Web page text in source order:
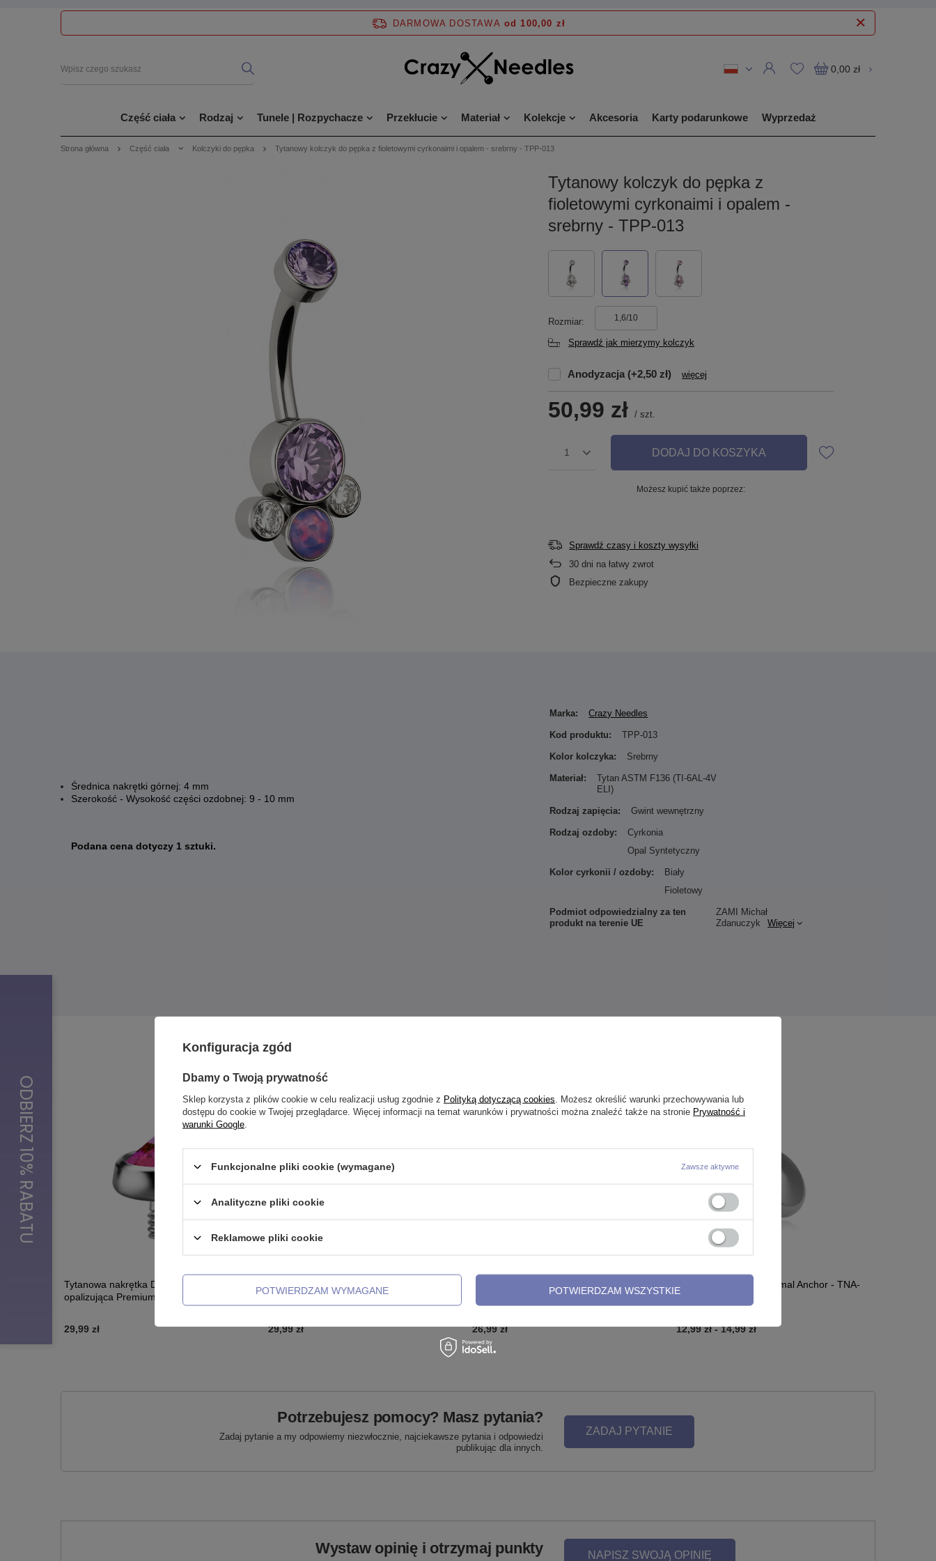
DARMOWA DOSTAWA od 100,00 zł
0,00 zł
Część ciała Rodzaj Tunele | Rozpychacze Przekłucie Materiał Kolekcje Akcesoria Karty podarunkowe Wyprzedaż
Strona główna Część ciała Kolczyki do pępka Tytanowy kolczyk do pępka z fioletowymi cyrkonaimi i opalem - srebrny - TPP-013
Tytanowy kolczyk do pępka z
fioletowymi cyrkonaimi i opalem -
srebrny - TPP-013
Rozmiar 1,6/10
Sprawdź jak mierzymy kolczyk
Anodyzacja (+2,50 zł) więcej
50,99 zł / szt.
1 DODAJ DO KOSZYKA
Możesz kupić także poprzez:
Sprawdź czasy i koszty wysyłki
30 dni na łatwy zwrot
Bezpieczne zakupy
Średnica nakrętki górnej: 4 mm
Szerokość - Wysokość części ozdobnej: 9 - 10 mm
Podana cena dotyczy 1 sztuki.
Marka: Crazy Needles
Kod produktu: TPP-013
Kolor kolczyka: Srebrny
Materiał:
Tytan ASTM F136 (TI-6AL-4V
ELI)
Rodzaj zapięcia: Gwint wewnętrzny
Rodzaj ozdoby:
Cyrkonia
Opal Syntetyczny
Kolor cyrkonii / ozdoby:
Biały
Fioletowy
Podmiot odpowiedzialny za ten
produkt na terenie UE
ZAMI Michał
Zdanuczyk
Więcej
Tytanowa nakrętka Dermal różowa
opalizująca Premium Zirconia - TNA-058
29,99 zł
Premium Zirconia - TNA-058
29,99 zł 26,99 zł
Tytanowa nakrętka Dermal Anchor - TNA-
004
12,99 zł-14,99 zł
Potrzebujesz pomocy? Masz pytania?
Zadaj pytanie a my odpowiemy niezwłocznie, najciekawsze pytania i odpowiedzi
publikując dla innych.
ZADAJ PYTANIE
Wystaw opinię i otrzymaj punkty NAPISZ SWOJĄ OPINIĘ
Konfiguracja zgód
Dbamy o Twoją prywatność
Sklep korzysta z plików cookie w celu realizacji usług zgodnie z Polityką dotyczącą cookies . Możesz określić warunki przechowywania lub
dostępu do cookie w Twojej przeglądarce. Więcej informacji na temat warunków i prywatności można znaleźć także na stronie Prywatność i
warunki Google
Funkcjonalne pliki cookie (wymagane) Zawsze aktywne
Analityczne pliki cookie
Reklamowe pliki cookie
POTWIERDZAM WYMAGANE POTWIERDZAM WSZYSTKIE